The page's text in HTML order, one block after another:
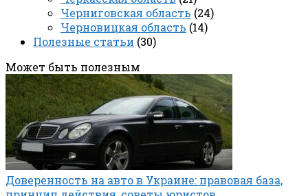
Черниговская область (24)
Черновицкая область (14)
Полезные статьи (30)
Может быть полезным
Доверенность на авто в Украине: правовая база,